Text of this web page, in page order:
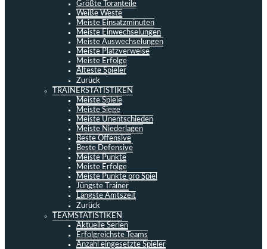
Größte Toranteile
Weiße Weste
Meiste Einsatzminuten
Meiste Einwechselungen
Meiste Auswechselungen
Meiste Platzverweise
Meiste Erfolge
Älteste Spieler
Zurück
TRAINERSTATISTIKEN
Meiste Spiele
Meiste Siege
Meiste Unentschieden
Meiste Niederlagen
Beste Offensive
Beste Defensive
Meiste Punkte
Meiste Erfolge
Meiste Punkte pro Spiel
Jüngste Trainer
Längste Amtszeit
Zurück
TEAMSTATISTIKEN
Aktuelle Serien
Erfolgreichste Teams
Anzahl eingesetzte Spieler